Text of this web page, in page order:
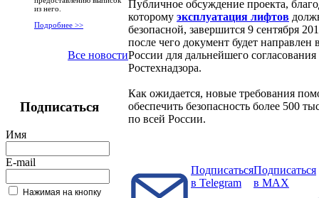
из него.
Подробнее >>
Все новости
Подписаться
Имя
E-mail
Нажимая на кнопку
Публичное обсуждение проекта,
которому эксплуатация лифтов
безопасной, завершится 9 сентября
после чего документ будет
России для дальнейшего
Ростехнадзора.
Как ожидается, новые требования
обеспечить безопасность более 500
по всей России.
Подписаться
в Telegram
Подписаться
в MAX